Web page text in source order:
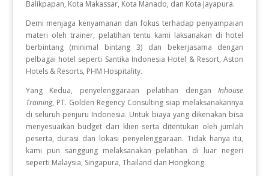
Balikpapan, Kota Makassar, Kota Manado, dan Kota Jayapura.
Demi menjaga kenyamanan dan fokus terhadap penyampaian
materi oleh trainer, pelatihan tentu kami laksanakan di hotel
berbintang (minimal bintang 3) dan bekerjasama dengan
pelbagai hotel seperti Santika Indonesia Hotel & Resort, Aston
Hotels & Resorts, PHM Hospitality.
Yang Kedua, penyelenggaraan pelatihan denganInhouse
Training, PT. Golden Regency Consulting siap melaksanakannya
di seluruh penjuru Indonesia. Untuk biaya yang dikenakan bisa
menyesuaikan budget dari klien serta ditentukan oleh jumlah
peserta, durasi dan lokasi penyelenggaraan. Tidak hanya itu,
kami pun sanggung melaksanakan pelatihan di luar negeri
seperti Malaysia, Singapura, Thailand dan Hongkong.